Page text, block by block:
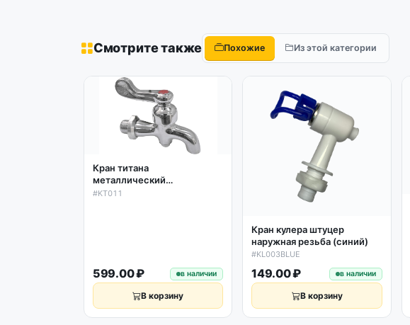
Смотрите также Похожие Из этой категории
Кран титана
металлический
поворотный D20мм KT011
#KT011
599.00 ₽ в наличии
В корзину
Кран кулера штуцер
наружная резьба (синий)
#KL003BLUE
149.00 ₽ в наличии
В корзину